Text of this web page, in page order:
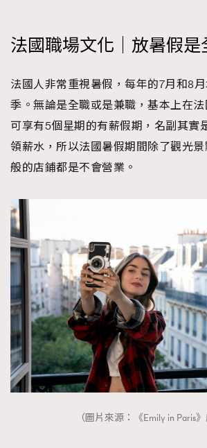
法國職場文化｜放暑假是
法國人非常重視暑假，每年的7月和8
季。無論是全職或是兼職，基本上在
可享有5個星期的有薪假期，名副其實
領薪水，所以法國暑假期間除了觀光
般的店鋪都是不會營業。
（圖片來源：《Emily in Paris》